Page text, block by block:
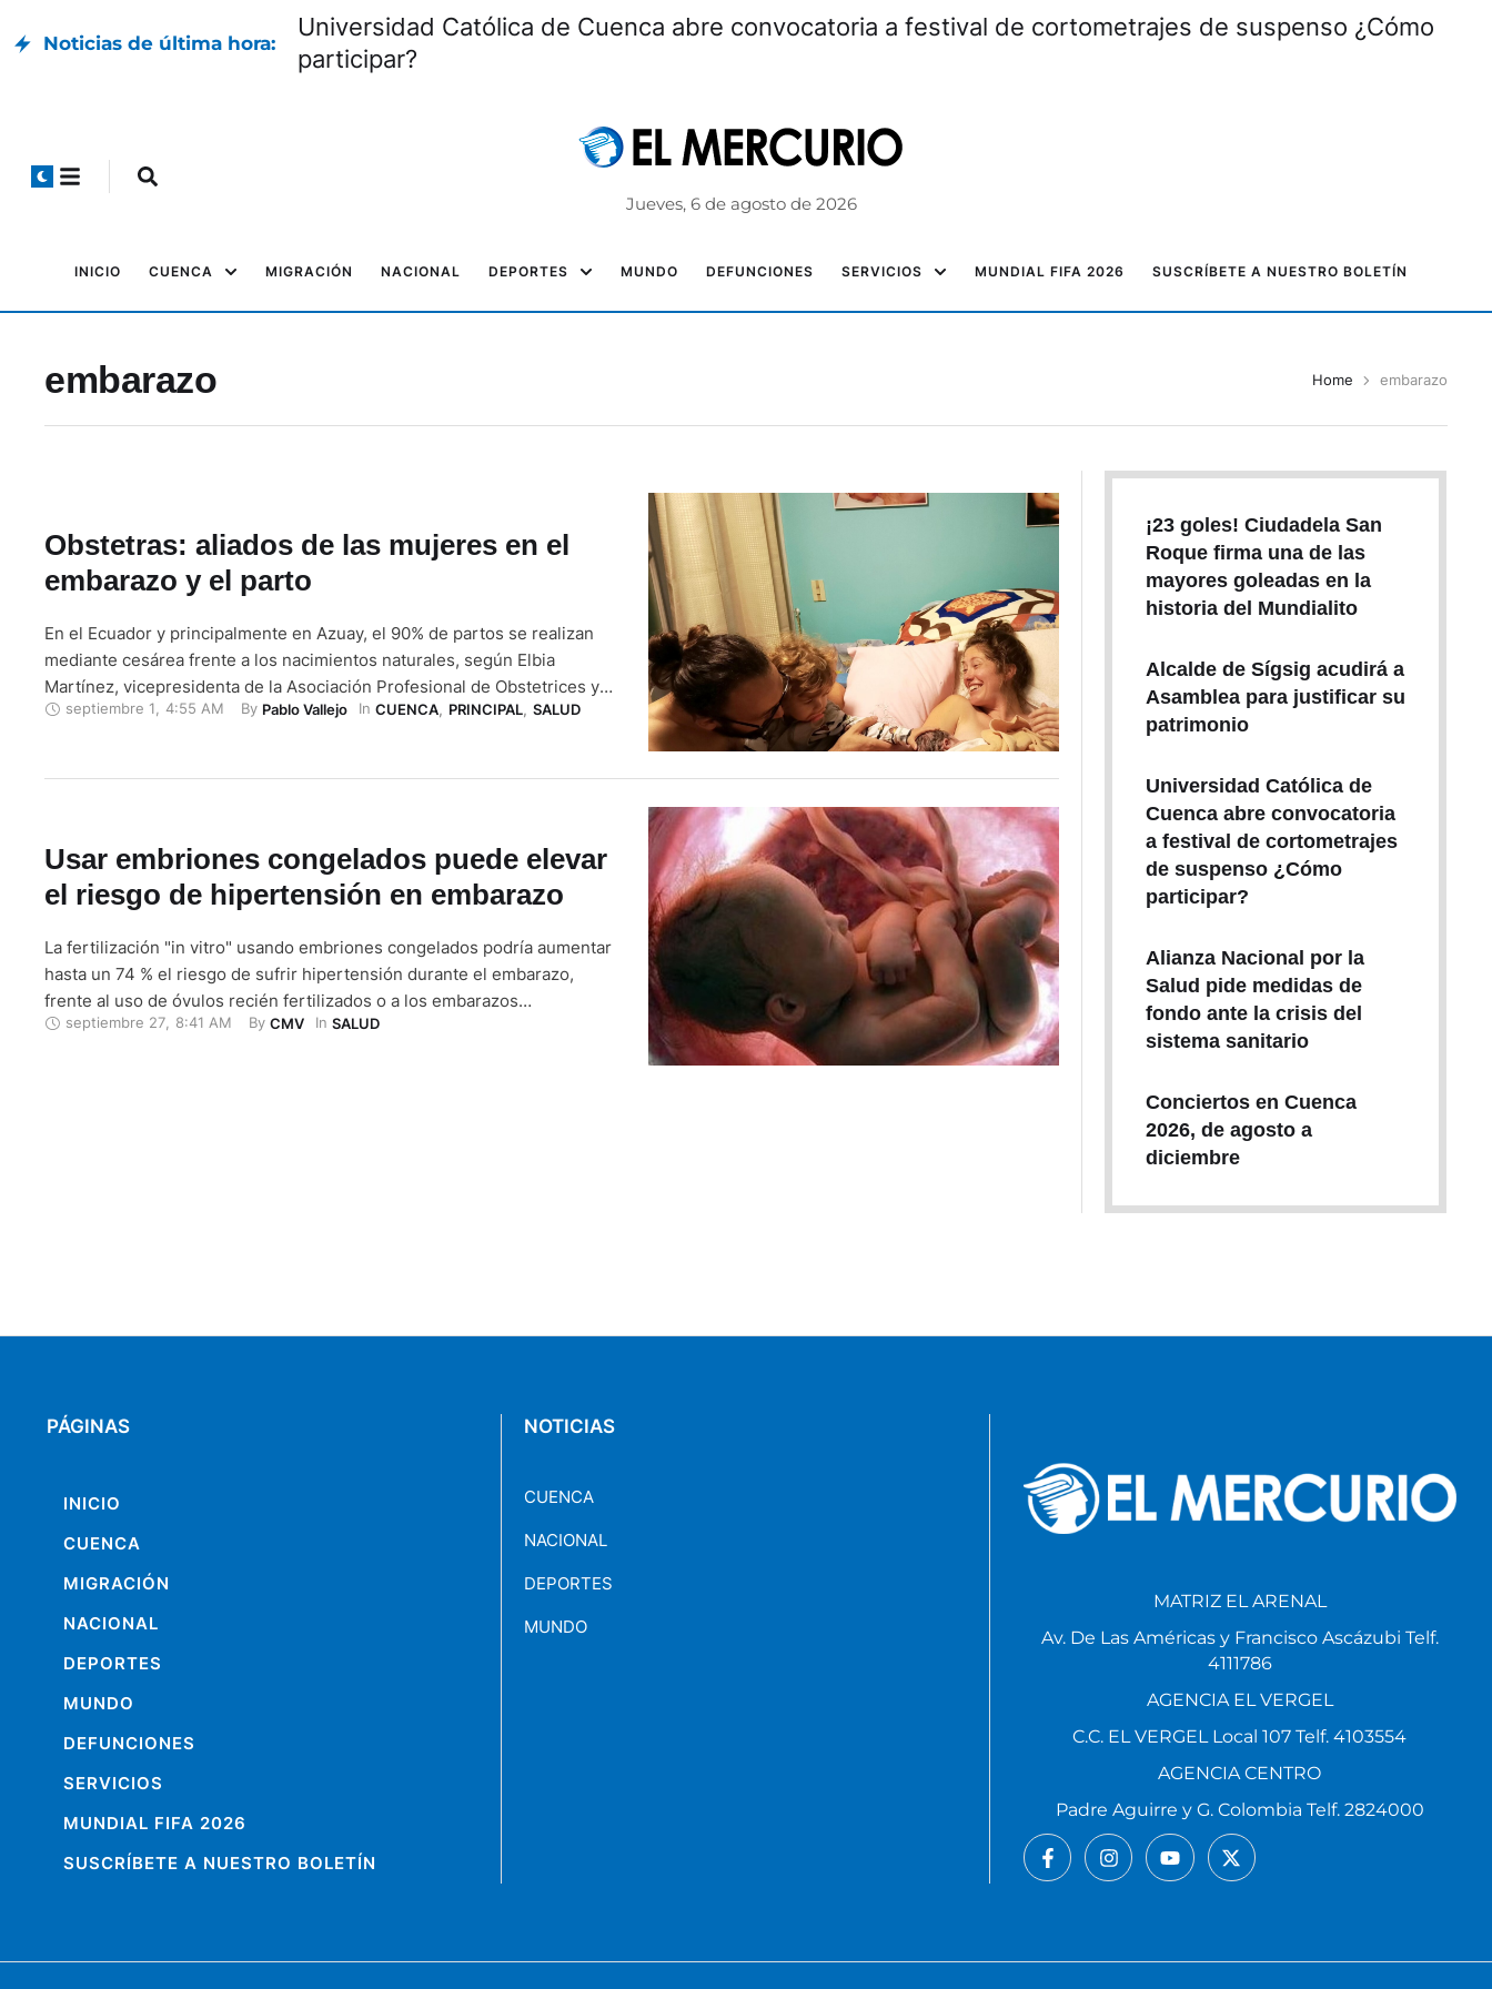
Noticias de última hora:
Universidad Católica de Cuenca abre convocatoria a festival de cortometrajes de suspenso ¿Cómo
participar?
Jueves, 6 de agosto de 2026
INICIO CUENCA MIGRACIÓN NACIONAL DEPORTES MUNDO DEFUNCIONES SERVICIOS MUNDIAL FIFA 2026 SUSCRÍBETE A NUESTRO BOLETÍN
embarazo Home embarazo
Obstetras: aliados de las mujeres en el
embarazo y el parto
En el Ecuador y principalmente en Azuay, el 90% de partos se realizan
mediante cesárea frente a los nacimientos naturales, según Elbia
Martínez, vicepresidenta de la Asociación Profesional de Obstetrices y
Obstetras del Azuay (ASPOA). A decir de la profesional, esto se debe a
septiembre 1 4:55 AM By Pablo Vallejo In CUENCA, PRINCIPAL, SALUD
Usar embriones congelados puede elevar
el riesgo de hipertensión en embarazo
La fertilización "in vitro" usando embriones congelados podría aumentar
hasta un 74 % el riesgo de sufrir hipertensión durante el embarazo,
frente al uso de óvulos recién fertilizados o a los embarazos
tradicionales, según un estudio publicado este martes 27 de septiembre
septiembre 27 8:41 AM By CMV In SALUD
¡23 goles! Ciudadela San
Roque firma una de las
mayores goleadas en la
historia del Mundialito
Alcalde de Sígsig acudirá a
Asamblea para justificar su
patrimonio
Universidad Católica de
Cuenca abre convocatoria
a festival de cortometrajes
de suspenso ¿Cómo
participar?
Alianza Nacional por la
Salud pide medidas de
fondo ante la crisis del
sistema sanitario
Conciertos en Cuenca
2026, de agosto a
diciembre
PÁGINAS
INICIO
CUENCA
MIGRACIÓN
NACIONAL
DEPORTES
MUNDO
DEFUNCIONES
SERVICIOS
MUNDIAL FIFA 2026
SUSCRÍBETE A NUESTRO BOLETÍN
NOTICIAS
CUENCA
NACIONAL
DEPORTES
MUNDO
MATRIZ EL ARENAL
Av. De Las Américas y Francisco Ascázubi Telf.
4111786
AGENCIA EL VERGEL
C.C. EL VERGEL Local 107 Telf. 4103554
AGENCIA CENTRO
Padre Aguirre y G. Colombia Telf. 2824000